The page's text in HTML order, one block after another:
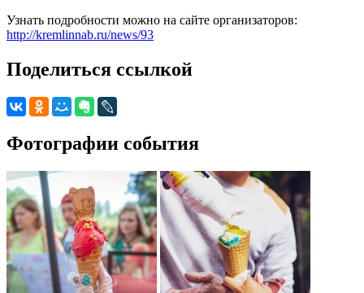
Узнать подробности можно на сайте организаторов:
http://kremlinnab.ru/news/93
Поделиться ссылкой
Фотографии события